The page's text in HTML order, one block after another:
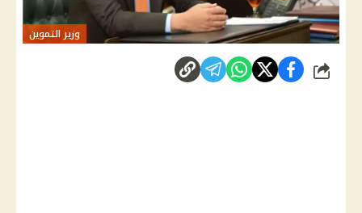
وزير التموين
شارك